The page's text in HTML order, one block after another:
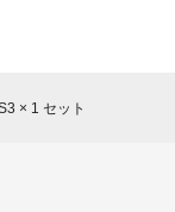
× 1 セット